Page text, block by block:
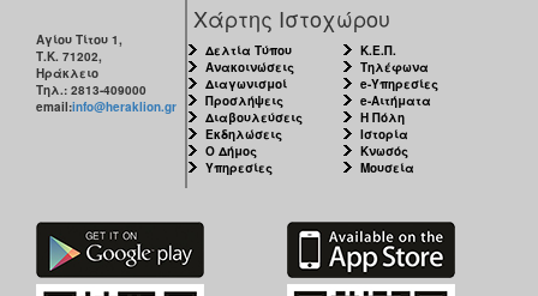
Αγίου Τίτου 1,
Τ.Κ. 71202,
Ηράκλειο
Τηλ.: 2813-409000
email:info@heraklion.gr
Χάρτης Ιστοχώρου
Δελτία Τύπου
Ανακοινώσεις
Διαγωνισμοί
Προσλήψεις
Διαβουλεύσεις
Εκδηλώσεις
Ο Δήμος
Υπηρεσίες
Κ.Ε.Π.
Τηλέφωνα
e-Υπηρεσίες
e-Αιτήματα
Η Πόλη
Ιστορία
Κνωσός
Μουσεία